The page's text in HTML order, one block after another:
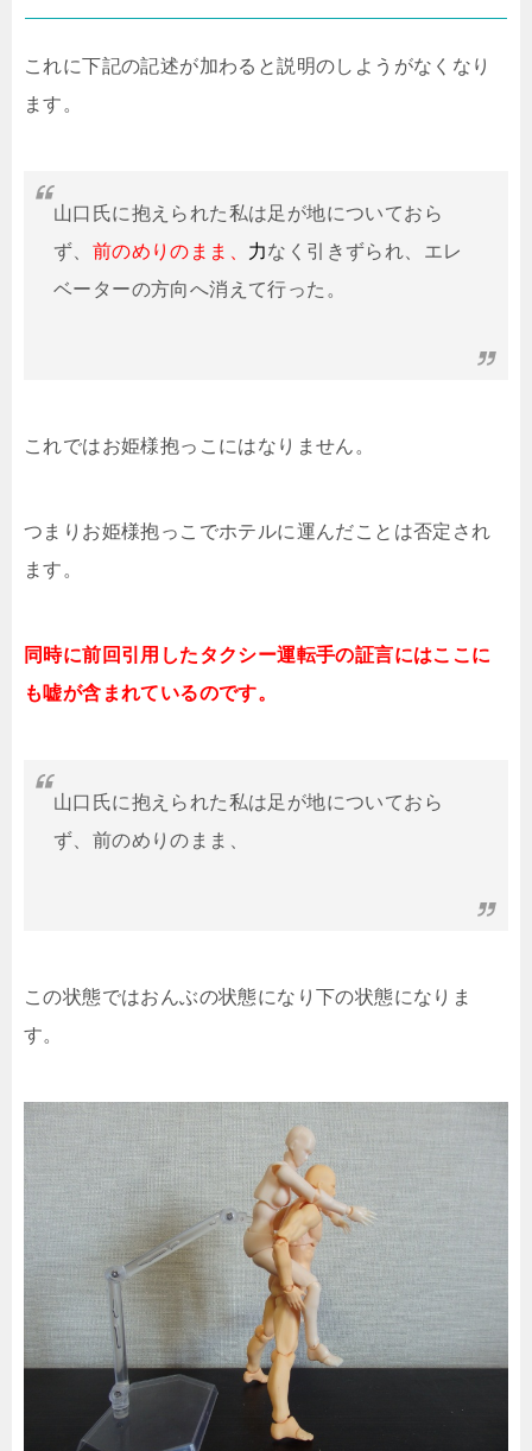
これに下記の記述が加わると説明のしようがなくなり
ます。
山口氏に抱えられた私は足が地についておら
ず、 前のめりのまま、 力なく引きずられ、エレ
ベーターの方向へ消えて行った。
これではお姫様抱っこにはなりません。
つまりお姫様抱っこでホテルに運んだことは否定され
ます。
同時に前回引用したタクシー運転手の証言にはここに
も嘘が含まれているのです。
山口氏に抱えられた私は足が地についておら
ず、前のめりのまま、
この状態ではおんぶの状態になり下の状態になりま
す。